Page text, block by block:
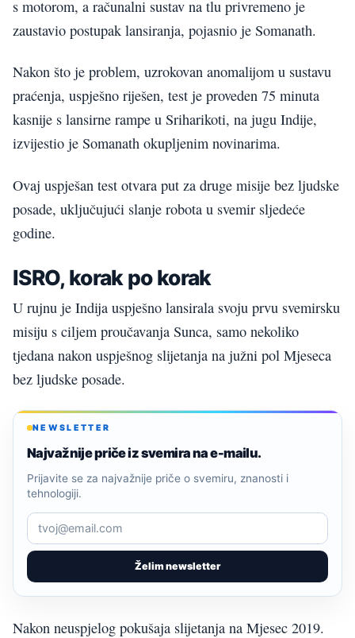
s motorom, a računalni sustav na tlu privremeno je
zaustavio postupak lansiranja, pojasnio je Somanath.
Nakon što je problem, uzrokovan anomalijom u sustavu
praćenja, uspješno riješen, test je proveden 75 minuta
kasnije s lansirne rampe u Sriharikoti, na jugu Indije,
izvijestio je Somanath okupljenim novinarima.
Ovaj uspješan test otvara put za druge misije bez ljudske
posade, uključujući slanje robota u svemir sljedeće
godine.
ISRO, korak po korak
U rujnu je Indija uspješno lansirala svoju prvu svemirsku
misiju s ciljem proučavanja Sunca, samo nekoliko
tjedana nakon uspješnog slijetanja na južni pol Mjeseca
bez ljudske posade.
NEWSLETTER
Najvažnije priče iz svemira na e-mailu.
Želim newsletter
Prijavite se za najvažnije priče o svemiru, znanosti i
tehnologiji.
Nakon neuspjelog pokušaja slijetanja na Mjesec 2019.